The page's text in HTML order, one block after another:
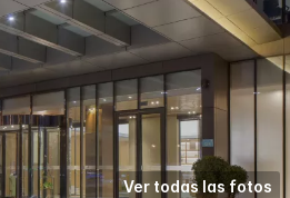
Ver todas las fotos